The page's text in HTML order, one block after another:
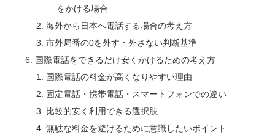
をかける場合
海外から日本へ電話する場合の考え方
市外局番の0を外す・外さない判断基準
国際電話をできるだけ安くかけるための考え方
国際電話の料金が高くなりやすい理由
固定電話・携帯電話・スマートフォンでの違い
比較的安く利用できる選択肢
無駄な料金を避けるために意識したいポイント